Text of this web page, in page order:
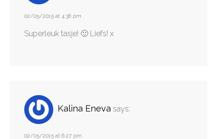
02/05/2015 at 4:38 pm
Superleuk tasje! 🙂 Liefs! x
Kalina Eneva says:
02/05/2015 at 6:27 pm